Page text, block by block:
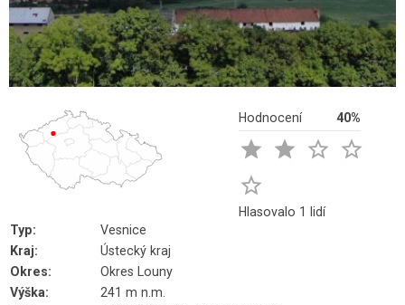
Hodnocení 40%
   

Hlasovalo 1 lidí
Typ:
Vesnice
Kraj:
Ústecký kraj
Okres:
Okres Louny
Výška:
241 m n.m.